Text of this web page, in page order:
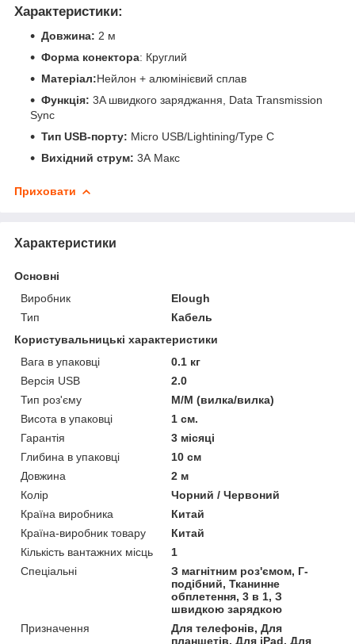
Характеристики:
Довжина: 2 м
Форма конектора: Круглий
Матеріал:Нейлон + алюмінієвий сплав
Функція: 3A швидкого заряджання, Data Transmission
Sync
Тип USB-порту: Micro USB/Lightining/Type C
Вихідний струм: 3А Макс
Приховати
Характеристики
Основні
Виробник
Elough
Тип
Кабель
Користувальницькі характеристики
Вага в упаковці
0.1 кг
Версія USB
2.0
Тип роз'єму
M/M (вилка/вилка)
Висота в упаковці
1 см.
Гарантія
3 місяці
Глибина в упаковці
10 см
Довжина
2 м
Колір
Чорний / Червоний
Країна виробника
Китай
Країна-виробник товару
Китай
Кількість вантажних місць
1
Спеціальні
З магнітним роз'ємом, Г-
подібний, Тканинне
обплетення, 3 в 1, З
швидкою зарядкою
Призначення
Для телефонів, Для
планшетів, Для iPad, Для